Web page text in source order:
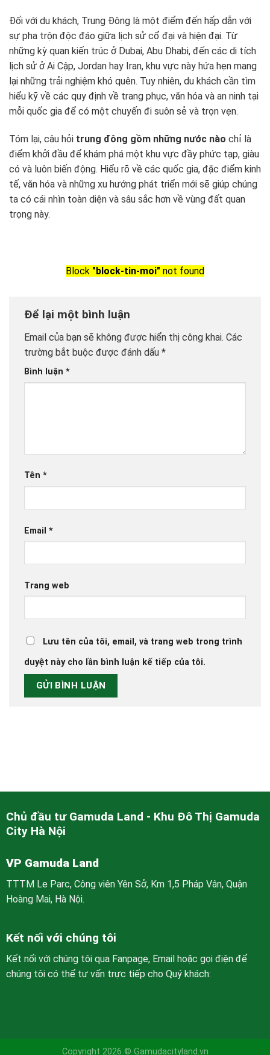
Đối với du khách, Trung Đông là một điểm đến hấp dẫn với
sự pha trộn độc đáo giữa lịch sử cổ đại và hiện đại. Từ
những kỳ quan kiến trúc ở Dubai, Abu Dhabi, đến các di tích
lịch sử ở Ai Cập, Jordan hay Iran, khu vực này hứa hẹn mang
lại những trải nghiệm khó quên. Tuy nhiên, du khách cần tìm
hiểu kỹ về các quy định về trang phục, văn hóa và an ninh tại
mỗi quốc gia để có một chuyến đi suôn sẻ và trọn vẹn.
Tóm lại, câu hỏi trung đông gồm những nước nào chỉ là
điểm khởi đầu để khám phá một khu vực đầy phức tạp, giàu
có và luôn biến động. Hiểu rõ về các quốc gia, đặc điểm kinh
tế, văn hóa và những xu hướng phát triển mới sẽ giúp chúng
ta có cái nhìn toàn diện và sâu sắc hơn về vùng đất quan
trọng này.
Block "block-tin-moi" not found
Để lại một bình luận
Email của bạn sẽ không được hiển thị công khai. Các
trường bắt buộc được đánh dấu *
Bình luận *
Tên *
Email *
Trang web
Lưu tên của tôi, email, và trang web trong trình
duyệt này cho lần bình luận kế tiếp của tôi.
Chủ đầu tư Gamuda Land - Khu Đô Thị Gamuda
City Hà Nội
VP Gamuda Land
TTTM Le Parc, Công viên Yên Sở, Km 1,5 Pháp Vân, Quận
Hoàng Mai, Hà Nội.
Kết nối với chúng tôi
Kết nối với chúng tôi qua Fanpage, Email hoặc gọi điện để
chúng tôi có thể tư vấn trực tiếp cho Quý khách:
Copyright 2026 © Gamudacityland.vn